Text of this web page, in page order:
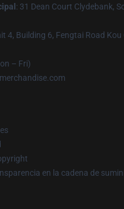
: 31 Dean Court Clydebank,
4, Building 6, Fengtai Road
– Fri)
en la cadena de